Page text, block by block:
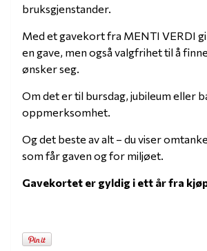
bruksgjenstander.
Med et gavekort fra MENTI VERDI
en gave, men også valgfrihet til å
ønsker seg.
Om det er til bursdag, jubileum eller
oppmerksomhet.
Og det beste av alt – du viser
som får gaven og for miljøet.
Gavekortet er gyldig i ett år fra